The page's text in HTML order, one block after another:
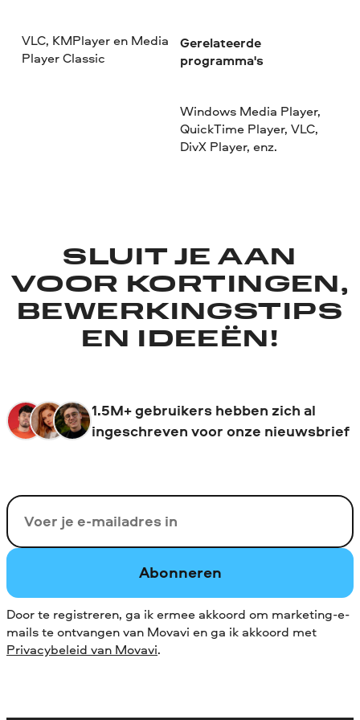
VLC, KMPlayer en Media
Player Classic
Gerelateerde
programma's
Windows Media Player,
QuickTime Player, VLC,
DivX Player, enz.
SLUIT JE AAN
VOOR KORTINGEN,
BEWERKINGSTIPS
EN IDEEËN!
1.5M+ gebruikers hebben zich al
ingeschreven voor onze nieuwsbrief
Uw e-mail
Abonneren
Door te registreren, ga ik ermee akkoord om marketing-e-
mails te ontvangen van Movavi en ga ik akkoord met
Privacybeleid van Movavi.